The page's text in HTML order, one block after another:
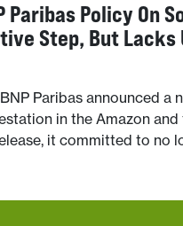
Paribas Policy On
Step, But Lacks
Paribas announced a
in the Amazon and
it committed to no